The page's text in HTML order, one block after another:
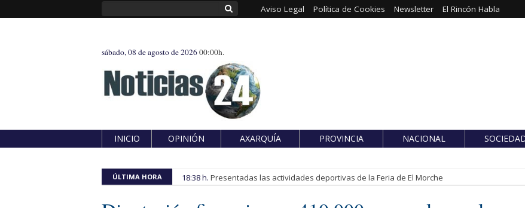
Aviso Legal Política de Cookies Newsletter El Rincón Habla
sábado, 08 de agosto de 202600:00h.
INICIO OPINIÓN AXARQUÍA PROVINCIA NACIONAL
ÚLTIMA HORA 18:38 h. Presentadas las actividades deportivas de la Feria de El Morche